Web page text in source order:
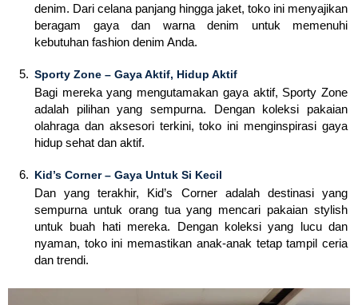
denim. Dari celana panjang hingga jaket, toko ini menyajikan
beragam gaya dan warna denim untuk memenuhi
kebutuhan fashion denim Anda.
Sporty Zone – Gaya Aktif, Hidup Aktif
Bagi mereka yang mengutamakan gaya aktif, Sporty Zone
adalah pilihan yang sempurna. Dengan koleksi pakaian
olahraga dan aksesori terkini, toko ini menginspirasi gaya
hidup sehat dan aktif.
Kid’s Corner – Gaya Untuk Si Kecil
Dan yang terakhir, Kid’s Corner adalah destinasi yang
sempurna untuk orang tua yang mencari pakaian stylish
untuk buah hati mereka. Dengan koleksi yang lucu dan
nyaman, toko ini memastikan anak-anak tetap tampil ceria
dan trendi.